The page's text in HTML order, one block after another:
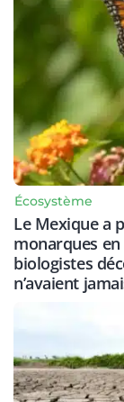
Écosystème
Le Mexique a
monarques en
biologistes
n’avaient